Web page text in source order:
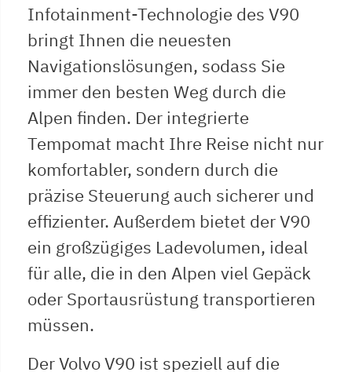
Infotainment-Technologie des V90
bringt Ihnen die neuesten
Navigationslösungen, sodass Sie
immer den besten Weg durch die
Alpen finden. Der integrierte
Tempomat macht Ihre Reise nicht nur
komfortabler, sondern durch die
präzise Steuerung auch sicherer und
effizienter. Außerdem bietet der V90
ein großzügiges Ladevolumen, ideal
für alle, die in den Alpen viel Gepäck
oder Sportausrüstung transportieren
müssen.
Der Volvo V90 ist speziell auf die